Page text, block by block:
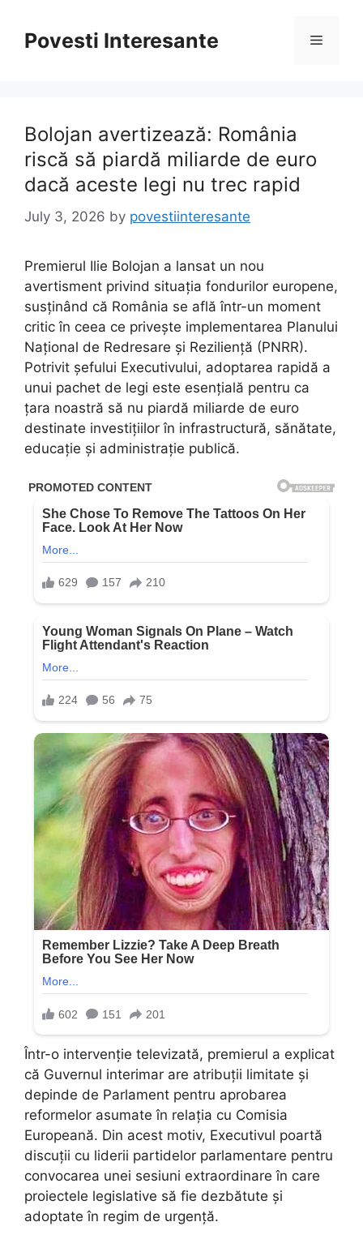
contentPovesti Interesante Menu
Bolojan avertizează: România
riscă să piardă miliarde de euro
dacă aceste legi nu trec rapid
July 3, 2026 by povestiinteresante
Premierul Ilie Bolojan a lansat un nou
avertisment privind situația fondurilor europene,
susținând că România se află într-un moment
critic în ceea ce privește implementarea Planului
Național de Redresare și Reziliență (PNRR).
Potrivit șefului Executivului, adoptarea rapidă a
unui pachet de legi este esențială pentru ca
țara noastră să nu piardă miliarde de euro
destinate investițiilor în infrastructură, sănătate,
educație și administrație publică.
Într-o intervenție televizată, premierul a explicat
că Guvernul interimar are atribuții limitate și
depinde de Parlament pentru aprobarea
reformelor asumate în relația cu Comisia
Europeană. Din acest motiv, Executivul poartă
discuții cu liderii partidelor parlamentare pentru
convocarea unei sesiuni extraordinare în care
proiectele legislative să fie dezbătute și
adoptate în regim de urgență.